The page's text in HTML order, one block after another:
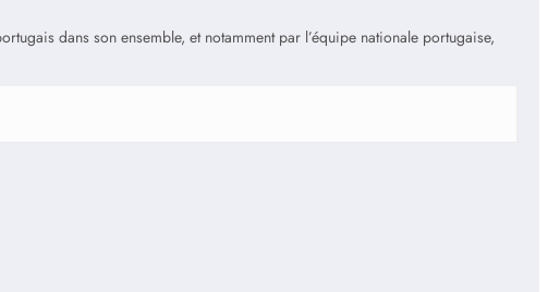
dans son ensemble, et notamment par l’équipe nationale portugaise,